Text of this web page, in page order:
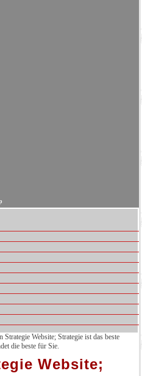
Strategie Website; Strategie ist das beste
die beste für Sie.
Website;